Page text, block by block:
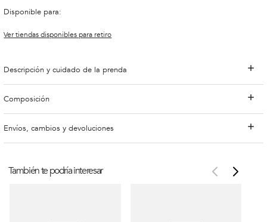
Disponible para:
Ver tiendas disponibles para retiro
Descripción y cuidado de la prenda
Composición
Envíos, cambios y devoluciones
También te podría interesar